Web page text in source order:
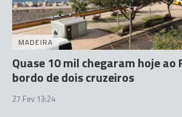
MADEIRA
Quase 10 mil chegaram hoje ao
bordo de dois cruzeiros
27 Fev 13:24